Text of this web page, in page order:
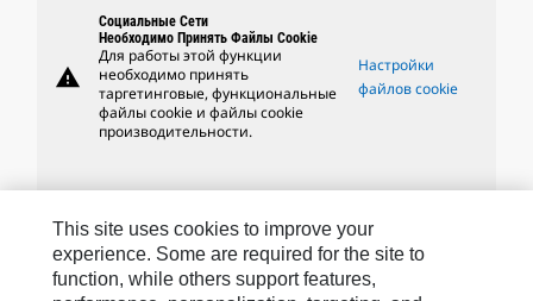
warning
Социальные Сети
Необходимо Принять Файлы Cookie
Для работы этой функции
необходимо принять
таргетинговые, функциональные
файлы cookie и файлы cookie
производительности.
Настройки
файлов cookie
Бренды Caterpillar
This site uses cookies to improve your
experience. Some are required for the site to
function, while others support features,